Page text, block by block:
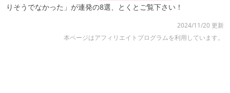
りそうでなかった」が連発の8選、とくとご覧下さい！
2024/11/20 更新
本ページはアフィリエイトプログラムを利用しています。